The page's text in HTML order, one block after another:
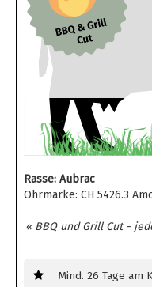
Rasse: Aubrac
Ohrmarke: CH 5426.3
« BBQ und Grill Cut -
Mind. 26 Tage am